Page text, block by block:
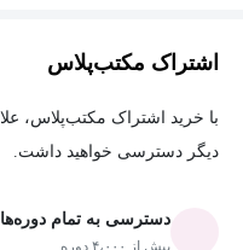
اشتراک مکتب‌پلاس
دیگر دسترسی خواهید داشت.
دسترسی به تمام دوره‌ها
بیش از ۴،۰۰۰ دوره